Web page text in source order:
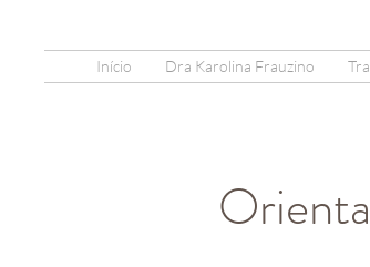
Início Dra Karolina Frauzino